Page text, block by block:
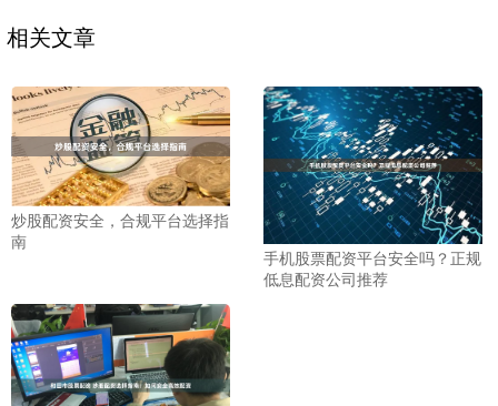
相关文章
炒股配资安全，合规平台选择指
南
手机股票配资平台安全吗？正规
低息配资公司推荐